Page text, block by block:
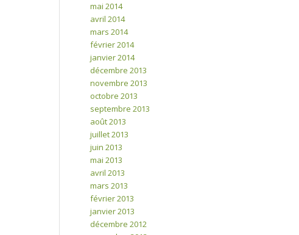
mai 2014
avril 2014
mars 2014
février 2014
janvier 2014
décembre 2013
novembre 2013
octobre 2013
septembre 2013
août 2013
juillet 2013
juin 2013
mai 2013
avril 2013
mars 2013
février 2013
janvier 2013
décembre 2012